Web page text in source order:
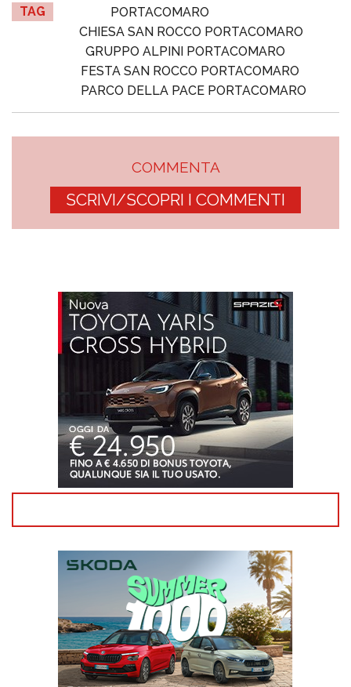
TAG
PORTACOMARO
CHIESA SAN ROCCO PORTACOMARO
GRUPPO ALPINI PORTACOMARO
FESTA SAN ROCCO PORTACOMARO
PARCO DELLA PACE PORTACOMARO
COMMENTA
SCRIVI/SCOPRI I COMMENTI